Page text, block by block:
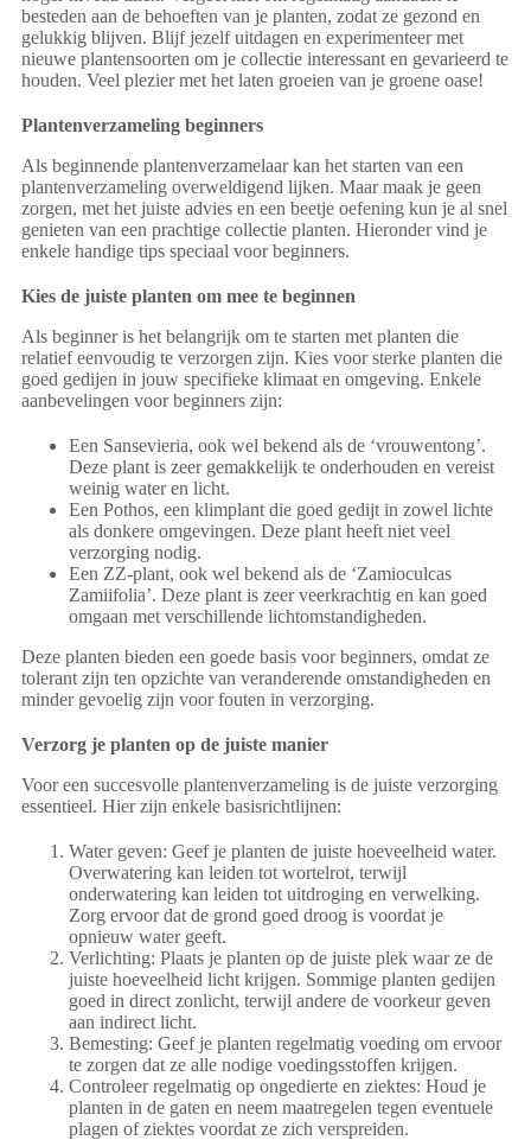
besteden aan de behoeften van je planten, zodat ze gezond en
gelukkig blijven. Blijf jezelf uitdagen en experimenteer met
nieuwe plantensoorten om je collectie interessant en gevarieerd te
houden. Veel plezier met het laten groeien van je groene oase!
Plantenverzameling beginners
Als beginnende plantenverzamelaar kan het starten van een
plantenverzameling overweldigend lijken. Maar maak je geen
zorgen, met het juiste advies en een beetje oefening kun je al snel
genieten van een prachtige collectie planten. Hieronder vind je
enkele handige tips speciaal voor beginners.
Kies de juiste planten om mee te beginnen
Als beginner is het belangrijk om te starten met planten die
relatief eenvoudig te verzorgen zijn. Kies voor sterke planten die
goed gedijen in jouw specifieke klimaat en omgeving. Enkele
aanbevelingen voor beginners zijn:
Een Sansevieria, ook wel bekend als de ‘vrouwentong’.
Deze plant is zeer gemakkelijk te onderhouden en vereist
weinig water en licht.
Een Pothos, een klimplant die goed gedijt in zowel lichte
als donkere omgevingen. Deze plant heeft niet veel
verzorging nodig.
Een ZZ-plant, ook wel bekend als de ‘Zamioculcas
Zamiifolia’. Deze plant is zeer veerkrachtig en kan goed
omgaan met verschillende lichtomstandigheden.
Deze planten bieden een goede basis voor beginners, omdat ze
tolerant zijn ten opzichte van veranderende omstandigheden en
minder gevoelig zijn voor fouten in verzorging.
Verzorg je planten op de juiste manier
Voor een succesvolle plantenverzameling is de juiste verzorging
essentieel. Hier zijn enkele basisrichtlijnen:
Water geven: Geef je planten de juiste hoeveelheid water.
Overwatering kan leiden tot wortelrot, terwijl
onderwatering kan leiden tot uitdroging en verwelking.
Zorg ervoor dat de grond goed droog is voordat je
opnieuw water geeft.
Verlichting: Plaats je planten op de juiste plek waar ze de
juiste hoeveelheid licht krijgen. Sommige planten gedijen
goed in direct zonlicht, terwijl andere de voorkeur geven
aan indirect licht.
Bemesting: Geef je planten regelmatig voeding om ervoor
te zorgen dat ze alle nodige voedingsstoffen krijgen.
Controleer regelmatig op ongedierte en ziektes: Houd je
planten in de gaten en neem maatregelen tegen eventuele
plagen of ziektes voordat ze zich verspreiden.